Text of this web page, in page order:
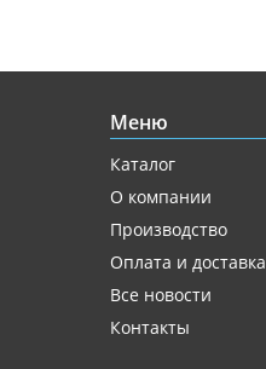
Меню
Каталог
О компании
Производство
Оплата и доставка
Все новости
Контакты